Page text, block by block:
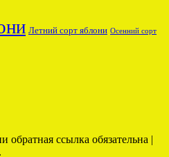
Летний сорт яблони Осенний сорт
ссылка обязательна |